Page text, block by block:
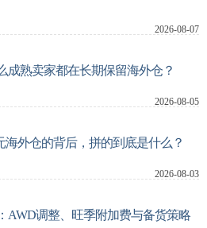
系统登录
2026-08-07
成熟卖家都在长期保留海外仓？
2026-08-05
海外仓的背后，拼的到底是什么？
2026-08-03
AWD调整、旺季附加费与备货策略